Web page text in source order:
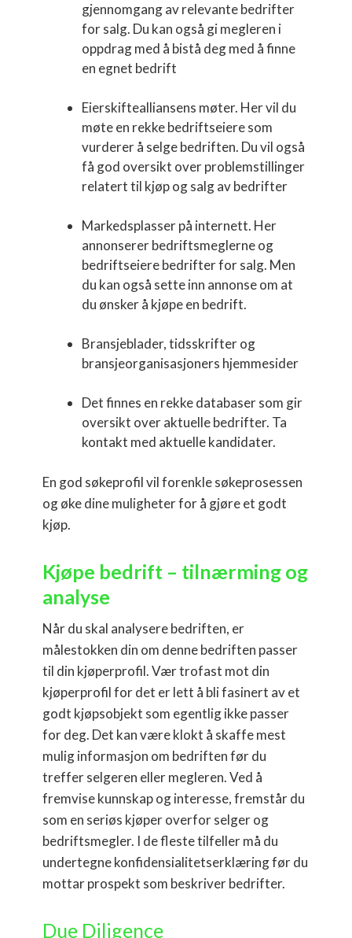
gjennomgang av relevante bedrifter
for salg. Du kan også gi megleren i
oppdrag med å bistå deg med å finne
en egnet bedrift
Eierskiftealliansens møter. Her vil du
møte en rekke bedriftseiere som
vurderer å selge bedriften. Du vil også
få god oversikt over problemstillinger
relatert til kjøp og salg av bedrifter
Markedsplasser på internett. Her
annonserer bedriftsmeglerne og
bedriftseiere bedrifter for salg. Men
du kan også sette inn annonse om at
du ønsker å kjøpe en bedrift.
Bransjeblader, tidsskrifter og
bransjeorganisasjoners hjemmesider
Det finnes en rekke databaser som gir
oversikt over aktuelle bedrifter. Ta
kontakt med aktuelle kandidater.
En god søkeprofil vil forenkle søkeprosessen
og øke dine muligheter for å gjøre et godt
kjøp.
Kjøpe bedrift – tilnærming og
analyse
Når du skal analysere bedriften, er
målestokken din om denne bedriften passer
til din kjøperprofil. Vær trofast mot din
kjøperprofil for det er lett å bli fasinert av et
godt kjøpsobjekt som egentlig ikke passer
for deg. Det kan være klokt å skaffe mest
mulig informasjon om bedriften før du
treffer selgeren eller megleren. Ved å
fremvise kunnskap og interesse, fremstår du
som en seriøs kjøper overfor selger og
bedriftsmegler. I de fleste tilfeller må du
undertegne konfidensialitetserklæring før du
mottar prospekt som beskriver bedrifter.
Due Diligence